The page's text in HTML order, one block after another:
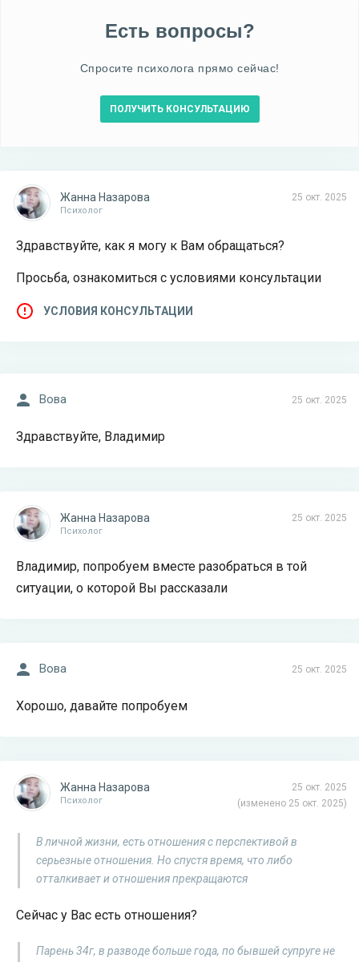
Есть вопросы?
Спросите психолога прямо сейчас!
ПОЛУЧИТЬ КОНСУЛЬТАЦИЮ
25 окт. 2025
Жанна Назарова
Психолог
Здравствуйте, как я могу к Вам обращаться?
Просьба, ознакомиться с условиями консультации
УСЛОВИЯ КОНСУЛЬТАЦИИ
25 окт. 2025
Вова
Здравствуйте, Владимир
25 окт. 2025
Жанна Назарова
Психолог
Владимир, попробуем вместе разобраться в той
ситуации, о которой Вы рассказали
25 окт. 2025
Вова
Хорошо, давайте попробуем
25 окт. 2025
(изменено 25 окт. 2025)
Жанна Назарова
Психолог
В личной жизни, есть отношения с перспективой в
серьезные отношения. Но спустя время, что либо
отталкивает и отношения прекращаются
Сейчас у Вас есть отношения?
Парень 34г, в разводе больше года, по бывшей супруге не